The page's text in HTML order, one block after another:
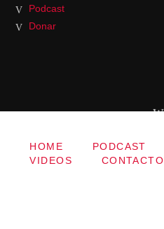
Podcast
Donar
HOME PODCAST
VIDEOS
CONTACTO